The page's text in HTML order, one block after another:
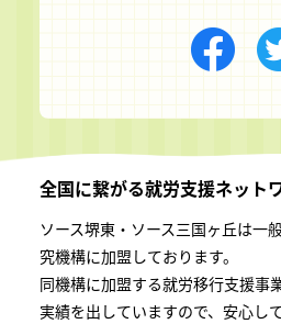
全国に繋がる就労支援ネット
ソース堺東・ソース三国ヶ丘は一
究機構に加盟しております。
同機構に加盟する就労移⾏⽀援事
実績を出していますので、安⼼し